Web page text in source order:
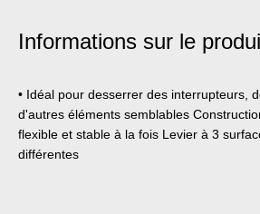
Informations sur le
• Idéal pour desserrer des interrupteurs,
d'autres éléments semblables
flexible et stable à la fois Levier à 3
différentes